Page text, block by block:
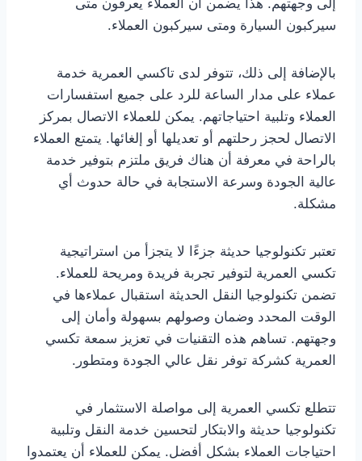
إلى وجهتهم. هذا يضمن أن العملاء يعرفون متى
سيركبون السيارة ومتى سيركبون العملاء.
بالإضافة إلى ذلك، تتوفر لدى تاكسي العمرية خدمة
عملاء على مدار الساعة للرد على جميع استفسارات
العملاء وتلبية احتياجاتهم. يمكن للعملاء الاتصال بمركز
الاتصال لحجز رحلتهم أو تعديلها أو إلغائها. يتمتع العملاء
بالراحة في معرفة أن هناك فريق ملتزم بتوفير خدمة
عالية الجودة وسرعة الاستجابة في حالة حدوث أي
مشكلة.
تعتبر تكنولوجيا حديثة جزءًا لا يتجزأ من استراتيجية
تكسي العمرية لتوفير تجربة فريدة ومريحة للعملاء.
تضمن تكنولوجيا النقل الحديثة استقبال عملاءها في
الوقت المحدد وضمان وصولهم بسهولة وأمان إلى
وجهتهم. تساهم هذه التقنيات في تعزيز سمعة تكسي
العمرية كشركة توفر نقل عالي الجودة ومتطور.
تتطلع تكسي العمرية إلى مواصلة الاستثمار في
تكنولوجيا حديثة والابتكار لتحسين خدمة النقل وتلبية
احتياجات العملاء بشكل أفضل. يمكن للعملاء أن يعتمدوا